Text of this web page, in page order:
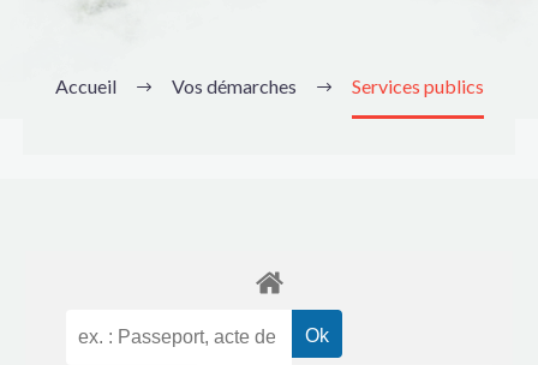
Accueil Vos démarches Services publics